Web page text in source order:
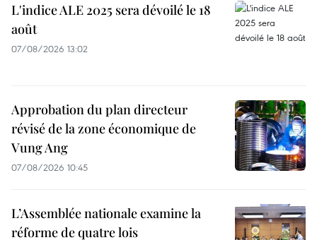
L'indice ALE 2025 sera dévoilé le 18
août
07/08/2026 13:02
Approbation du plan directeur
révisé de la zone économique de
Vung Ang
07/08/2026 10:45
L’Assemblée nationale examine la
réforme de quatre lois